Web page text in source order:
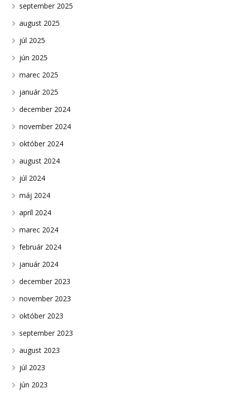
september 2025
august 2025
júl 2025
jún 2025
marec 2025
január 2025
december 2024
november 2024
október 2024
august 2024
júl 2024
máj 2024
apríl 2024
marec 2024
február 2024
január 2024
december 2023
november 2023
október 2023
september 2023
august 2023
júl 2023
jún 2023